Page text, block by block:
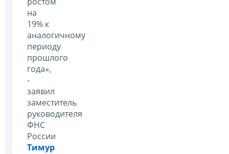
на
19% к
аналогичному
периоду
прошлого
года»,
-
заявил
заместитель
руководителя
ФНС
России
Тимур